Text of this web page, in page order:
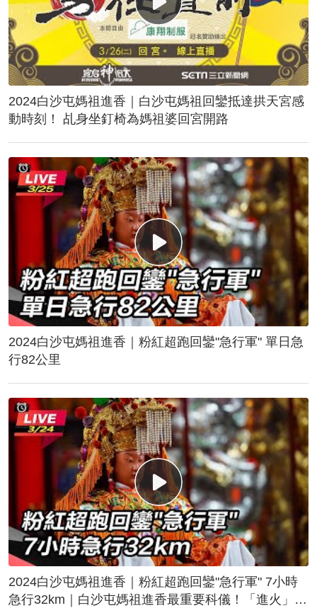
2024白沙屯媽祖進香｜白沙屯媽祖回鑾抵達拱天宮感
動時刻！ 乩身坐釘椅為媽祖婆回宮開路
2024白沙屯媽祖進香｜粉紅超跑回鑾"急行軍" 單日急
行82公里
2024白沙屯媽祖進香｜粉紅超跑回鑾"急行軍" 7小時
急行32km｜白沙屯媽祖進香最重要科儀！「進火」儀